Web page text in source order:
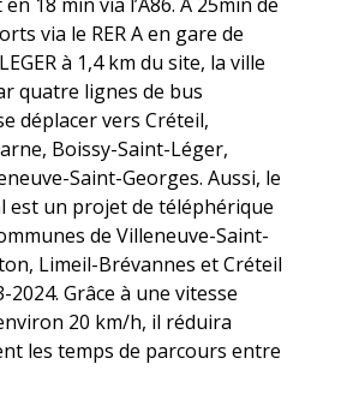
via le RER A en gare de
à 1,4 km du site, la ville
quatre lignes de bus
déplacer vers Créteil,
Boissy-Saint-Léger,
Saint-Georges. Aussi, le
est un projet de téléphérique
de Villeneuve-Saint-
Limeil-Brévannes et Créteil
Grâce à une vitesse
20 km/h, il réduira
les temps de parcours entre